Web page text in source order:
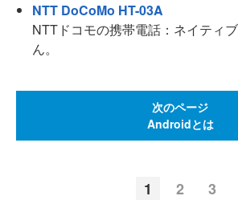
NTT DoCoMo HT-03A
NTTドコモの携帯電話：ネイティ
ん。
次のページ
Androidとは
1 2 3